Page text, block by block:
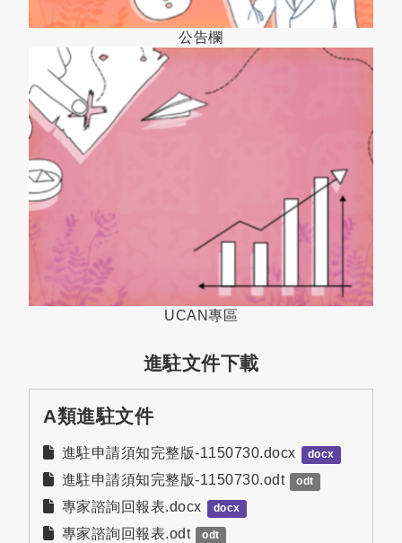
公告欄
UCAN專區
進駐文件下載
A類進駐文件
進駐申請須知完整版-1150730.docx docx
進駐申請須知完整版-1150730.odt odt
專家諮詢回報表.docx docx
專家諮詢回報表.odt odt